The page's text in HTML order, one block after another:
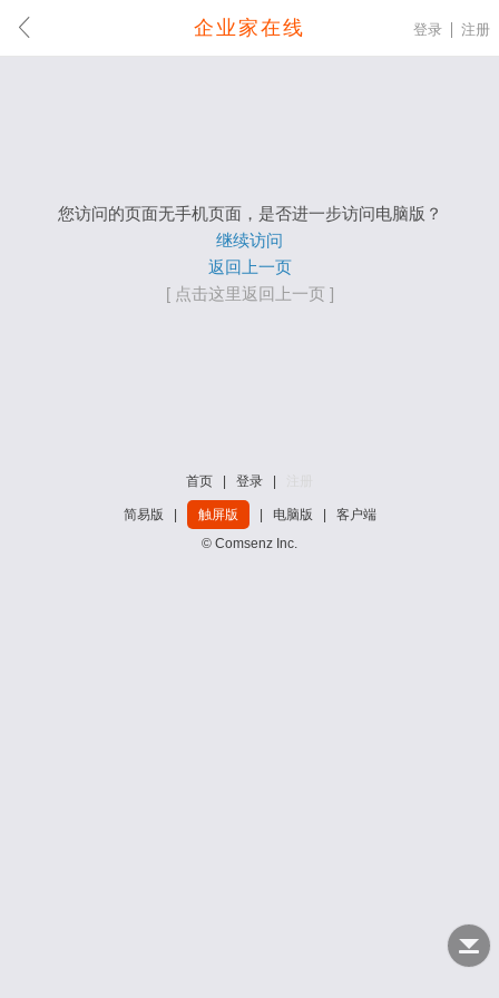
企业家在线 登录 注册
您访问的页面无手机页面，是否进一步访问电脑版？
继续访问
返回上一页
[ 点击这里返回上一页 ]
首页 登录
简易版 触屏版 电脑版
客户端
© Comsenz Inc.